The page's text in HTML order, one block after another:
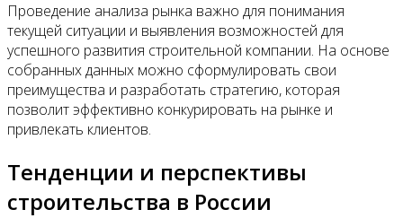
Проведение анализа рынка важно для понимания
текущей ситуации и выявления возможностей для
успешного развития строительной компании. На основе
собранных данных можно сформулировать свои
преимущества и разработать стратегию, которая
позволит эффективно конкурировать на рынке и
привлекать клиентов.
Тенденции и перспективы
строительства в России